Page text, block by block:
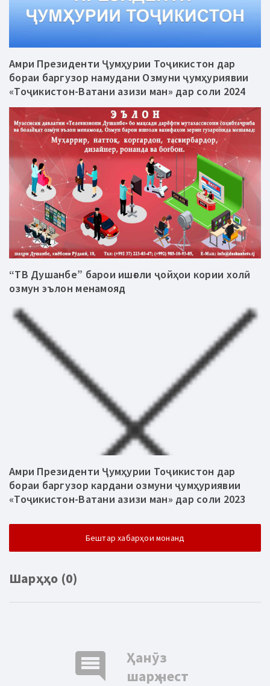
Амри Президенти Ҷумҳурии Тоҷикистон дар
бораи баргузор намудани Озмуни ҷумҳуриявии
«Тоҷикистон-Ватани азизи ман» дар соли 2024
“ТВ Душанбе” барои ишғоли ҷойҳои кории холӣ
озмун эълон менамояд
Амри Президенти Ҷумҳурии Тоҷикистон дар
бораи баргузор кардани озмуни ҷумҳуриявии
«Тоҷикистон-Ватани азизи ман» дар соли 2023
Бештар хабарҳои монанд
Шарҳҳо (0)
comment
Ҳанӯз
шарҳ нест